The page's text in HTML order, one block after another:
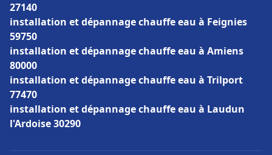
27140
installation et dépannage chauffe eau à Feignies
59750
installation et dépannage chauffe eau à Amiens
80000
installation et dépannage chauffe eau à Trilport
77470
installation et dépannage chauffe eau à Laudun
l'Ardoise 30290